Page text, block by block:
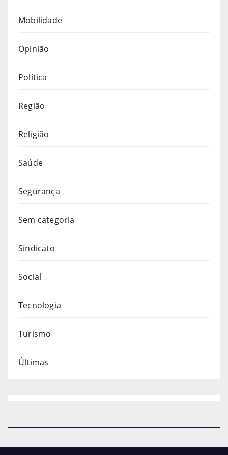
Mobilidade
Opinião
Política
Região
Religião
Saúde
Segurança
Sem categoria
Sindicato
Social
Tecnologia
Turismo
Últimas